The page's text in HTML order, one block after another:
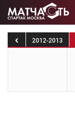
2012 2012-2013